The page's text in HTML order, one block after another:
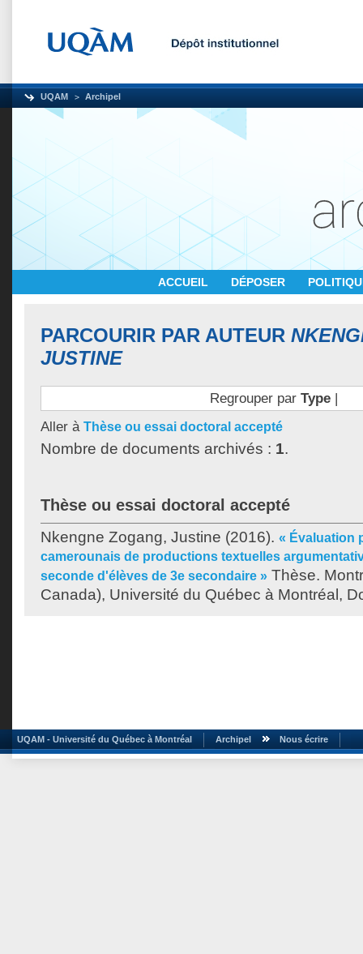
UQAM Archipel
ACCUEIL DÉPOSER
PARCOURIR PAR AUTEUR
JUSTINE
Regrouper par Type|
Aller à Thèse ou essai doctoral accepté
Nombre de documents archivés : 1.
Thèse ou essai doctoral accepté
Nkengne Zogang, Justine (2016). « Évaluation
camerounais de productions textuelles
seconde d'élèves de 3e secondaire » Thèse.
Canada), Université du Québec à Montréal,
UQAM - Université du Québec à Montréal Archipel Nous écrire